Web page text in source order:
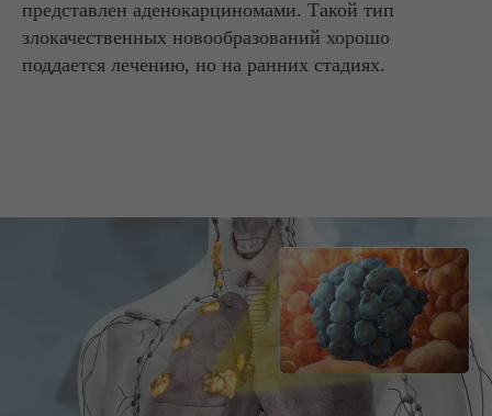
представлен аденокарциномами. Такой тип
злокачественных новообразований хорошо
поддается лечению, но на ранних стадиях.